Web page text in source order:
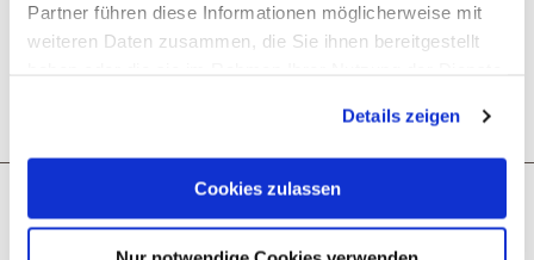
Partner führen diese Informationen möglicherweise mit
weiteren Daten zusammen, die Sie ihnen bereitgestellt
Cookies, wenn Sie unsere Webseite weiterhin nutzen.
Details zeigen
Cookies zulassen
Was möchtest du als nächstes tun?